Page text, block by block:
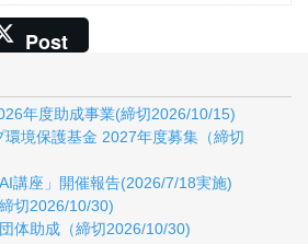
Post
年度助成事業(締切2026/10/15)
境保護基金 2027年度募集（締切
講座」開催報告(2026/7/18実施)
切2026/10/30)
体助成（締切2026/10/30)